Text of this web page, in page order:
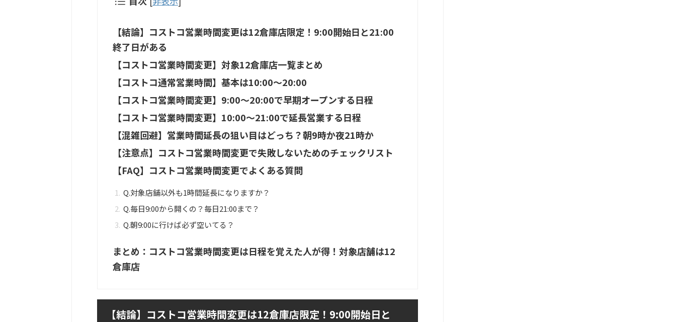
【結論】コストコ営業時間変更は12倉庫店限定！9:00開始日と21:00
終了日がある
【コストコ営業時間変更】対象12倉庫店一覧まとめ
【コストコ通常営業時間】基本は10:00〜20:00
【コストコ営業時間変更】9:00〜20:00で早期オープンする日程
【コストコ営業時間変更】10:00〜21:00で延長営業する日程
【混雑回避】営業時間延長の狙い目はどっち？朝9時か夜21時か
【注意点】コストコ営業時間変更で失敗しないためのチェックリスト
【FAQ】コストコ営業時間変更でよくある質問
Q.対象店舗以外も1時間延長になりますか？
Q.毎日9:00から開くの？毎日21:00まで？
Q.朝9:00に行けば必ず空いてる？
まとめ：コストコ営業時間変更は日程を覚えた人が得！対象店舗は12
倉庫店
【結論】コストコ営業時間変更は12倉庫店限定！9:00開始日と